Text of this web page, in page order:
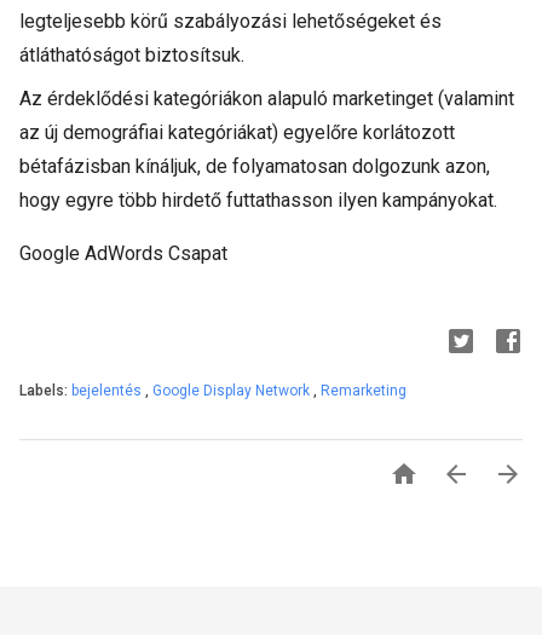
legteljesebb körű szabályozási lehetőségeket és
átláthatóságot biztosítsuk.
Az érdeklődési kategóriákon alapuló marketinget (valamint
az új demográfiai kategóriákat) egyelőre korlátozott
bétafázisban kínáljuk, de folyamatosan dolgozunk azon,
hogy egyre több hirdető futtathasson ilyen kampányokat.
Google AdWords Csapat
Labels: bejelentés , Google Display Network , Remarketing
  